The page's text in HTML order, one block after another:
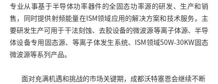
专业从事基于半导体功率器件的全固态功率源的研发、生产和销
售，同时提供射频能量在ISM领域应用的解决方案和技术服务。主
要研发生产可用于干法刻蚀、去胶设备的微波源等离子体源、半导
体设备专用固态源、等离子体发生系统、ISM领域50W-30KW固态
微波源等系列产品。
面对充满机遇和挑战的市场关键期，成都沃特塞恩会继续不断